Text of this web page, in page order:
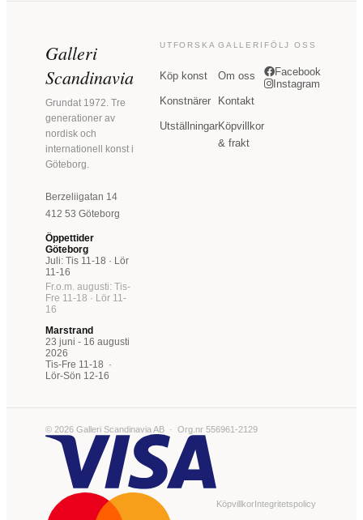
Galleri
Scandinavia
Grundat 1972. Tre
generationer av
nordisk och
internationell konst i
Göteborg.
Berzeliigatan 14
412 53 Göteborg
Öppettider
Göteborg
Juli: Tis 11-18 · Lör
11-16
Fr.o.m. augusti: Tis-
Fre 11-18 · Lör 11-
16
Marstrand
23 juni - 16 augusti
2026
Tis-Fre 11-18 ·
Lör-Sön 12-16
UTFORSKA
Köp konst
Konstnärer
Utställningar
GALLERI
Om oss
Kontakt
Köpvillkor
& frakt
FÖLJ OSS
Facebook
Instagram
© 2026 Galleri Scandinavia AB · Org.nr 556961-2129
KöpvillkorIntegritetspolicy